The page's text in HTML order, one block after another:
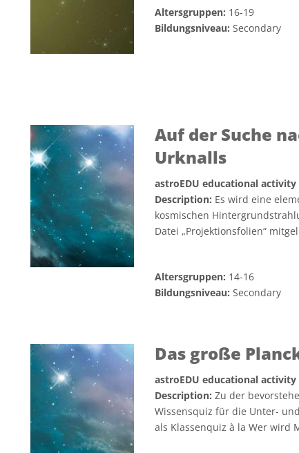
Altersgruppen: 16-19
Bildungsniveau: Secondary
Auf der Suche
Urknalls
astroEDU educational
Description: Es wird eine
kosmischen
Datei „Projektionsfolien“
Altersgruppen: 14-16
Bildungsniveau: Secondary
Das große
astroEDU educational
Description: Zu der
Wissensquiz für die Unter-
als Klassenquiz à la Wer wird